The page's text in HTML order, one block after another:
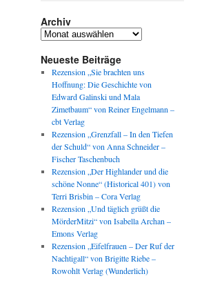
Archiv
Archiv
Neueste Beiträge
Rezension „Sie brachten uns
Hoffnung: Die Geschichte von
Edward Galinski und Mala
Zimetbaum“ von Reiner Engelmann –
cbt Verlag
Rezension „Grenzfall – In den Tiefen
der Schuld“ von Anna Schneider –
Fischer Taschenbuch
Rezension „Der Highlander und die
schöne Nonne“ (Historical 401) von
Terri Brisbin – Cora Verlag
Rezension „Und täglich grüßt die
MörderMitzi“ von Isabella Archan –
Emons Verlag
Rezension „Eifelfrauen – Der Ruf der
Nachtigall“ von Brigitte Riebe –
Rowohlt Verlag (Wunderlich)